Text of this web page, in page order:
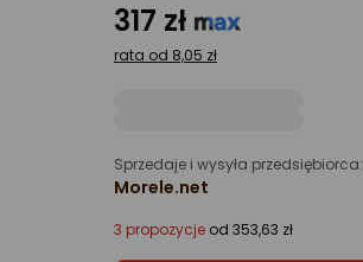
317 zł
rata od 8,05 zł
Sprzedaje i wysyła przedsiębiorca:
Morele.net
3 propozycje od 353,63 zł